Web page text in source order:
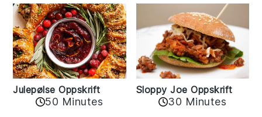
Julepølse Oppskrift
50 Minutes
Sloppy Joe Oppskrift
30 Minutes